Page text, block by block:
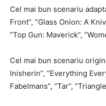
Cel mai bun scenariu
Front”, ”Glass Onion: A
”Top Gun: Maverick”,
Cel mai bun scenariu
Inisherin”, ”Everything
Fabelmans”, ”Tar”,